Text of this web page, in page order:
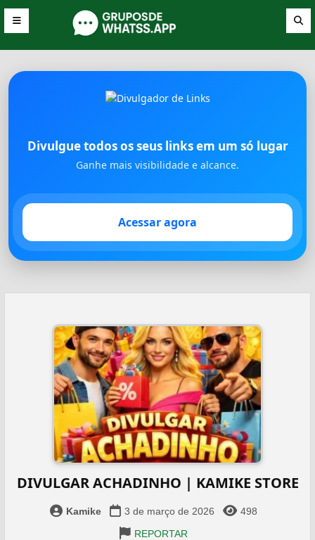
Divulgue todos os seus links em um só lugar
Ganhe mais visibilidade e alcance.
Acessar agora
DIVULGAR ACHADINHO | KAMIKE STORE
Kamike 3 de março de 2026
498
REPORTAR